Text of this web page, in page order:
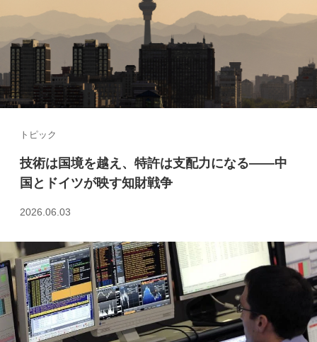
トピック
技術は国境を越え、特許は支配力になる――中
国とドイツが映す知財戦争
2026.06.03